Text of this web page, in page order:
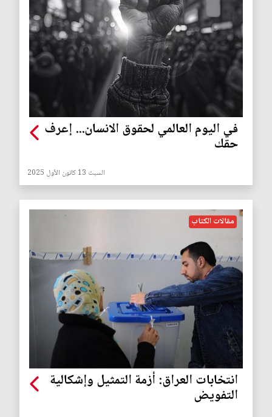
في اليوم العالمي لحقوق الانسان... إعرف
حقك
السبت 13 كانون الأول 2025
مقالات الكتاب
انتخابات العراق: أزمة التمثيل وإشكالية
التفويض